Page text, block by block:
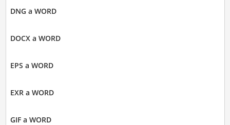
DNG a WORD
DOCX a WORD
EPS a WORD
EXR a WORD
GIF a WORD